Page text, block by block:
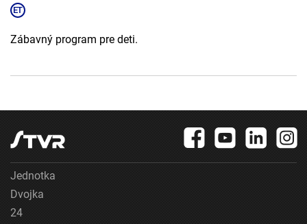
Zábavný program pre deti.
Jednotka
Dvojka
24